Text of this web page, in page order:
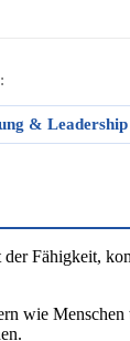
& Leadership
Fähigkeit,
wie